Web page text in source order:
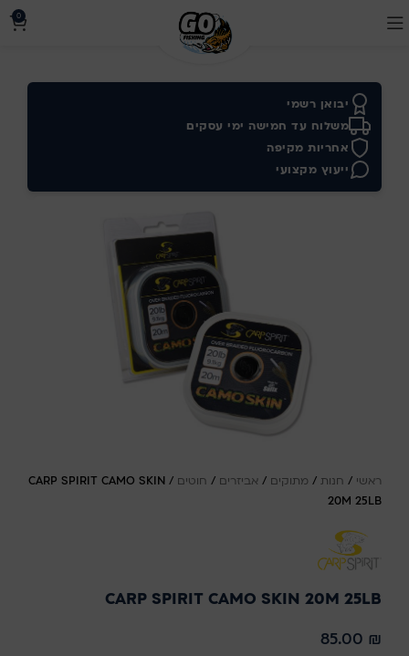
0
יבואן רשמי
משלוח עד חמישה ימי עסקים
אחריות מקיפה
ייעוץ מקצועי
ראשי / חנות / מתוקים / אביזרים / חוטים /
CARP SPIRIT CAMO SKIN
20M 25LB
CARP SPIRIT CAMO SKIN 20M 25LB
85.00 ₪